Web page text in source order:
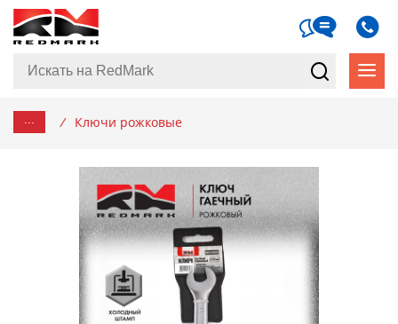
... / Ключи рожковые